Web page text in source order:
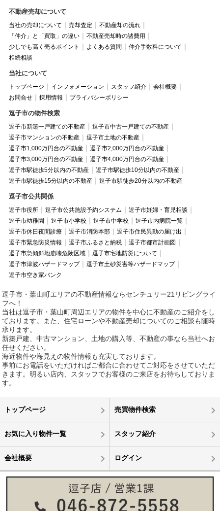
不動産売却について
当社の売却について 売却査定
不動産却の流れ
「仲介」と「買取」の違い
不動産売却時の諸費用
少しでも高く売るポイント
よくある質問
仲介手数料について
相続相談
当社について
トップページ インフォメーション スタッフ紹介
会社概要
お問合せ
採用情報 プライバシーポリシー
逗子市の物件検索
逗子市新築一戸建ての不動産
逗子市中古一戸建ての不動産
逗子市マンションの不動産
逗子市土地の不動産
逗子市1,000万円台の不動産
逗子市2,000万円台の不動産
逗子市3,000万円台の不動産
逗子市4,000万円台の不動産
逗子市駅徒歩5分以内の不動産
逗子市駅徒歩10分以内の不動産
逗子市駅徒歩15分以内の不動産
逗子市駅徒歩20分以内の不動産
逗子市公共関係
逗子市役所 逗子市公共施設予約システム
逗子市妊婦・育児相談
逗子市幼稚園
逗子市小学校 逗子市中学校
逗子市内病院一覧
逗子市休日夜間診療
逗子市消防本部
逗子市住民異動の届け出
逗子市緊急防災情報
逗子市ふるさと納税
逗子市都市計画図
逗子市急傾斜地崩壊危険区域
逗子市宅地防災について
逗子市津波ハザードマップ
逗子市土砂災害等ハザードマップ
逗子市空き家バンク
逗子市・葉山町エリアの不動産情報ならセンチュリー21リビングライ
フへ！
当社は逗子市・葉山町周辺エリアの物件を中心に不動産のご紹介をし
ております。また、住宅ローンや不動産売却についてのご相談も随時
承ります。
新築戸建、中古マンション、土地の購入等、不動産の事なら当社へお
任せください。
海近物件や海見えの物件情報も充実しております。
事前にお電話をいただければご都合に合わせてご対応をさせていただ
きます。明るい店内、スタッフでお客様のご来店をお待ちしておりま
す。
トップページ 売買物件検索
お気に入り物件一覧 スタッフ紹介
会社概要 ログイン